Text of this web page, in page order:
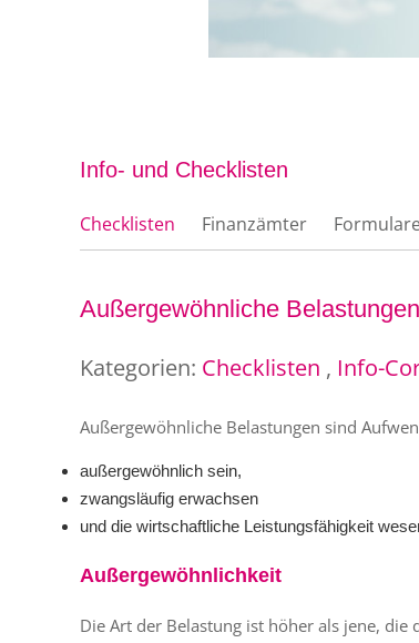
Info- und Checklisten
Checklisten Finanzämter
Außergewöhnliche Belastungen
Kategorien: Checklisten , Info-
Außergewöhnliche Belastungen sind
außergewöhnlich sein,
zwangsläufig erwachsen
und die wirtschaftliche Leistungsfähigkeit
Außergewöhnlichkeit
Die Art der Belastung ist höher als jene,